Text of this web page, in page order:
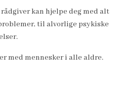
kan hjelpe deg med alt
til alvorlige psykiske
med mennesker i alle aldre.